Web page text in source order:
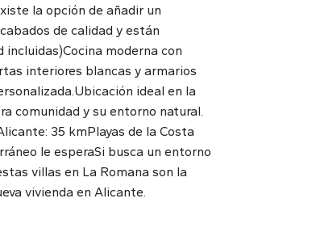
la opción de añadir un
de calidad y están
moderna con
interiores blancas y armarios
ideal en la
comunidad y su entorno natural.
35 kmPlayas de la Costa
le esperaSi busca un entorno
villas en La Romana son la
vivienda en Alicante.